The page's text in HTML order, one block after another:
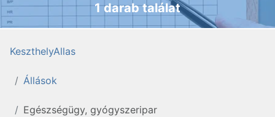
1 darab találat
KeszthelyAllas
Állások
Egészségügy, gyógyszeripar